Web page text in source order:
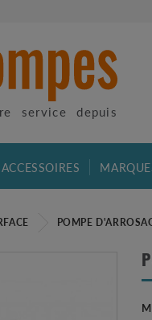
service depuis
ACCESSOIRES
POMPE